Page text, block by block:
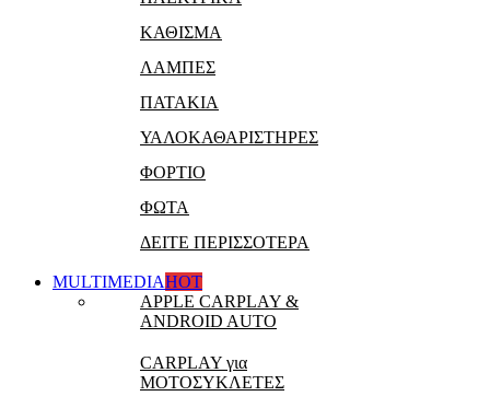
ΚΑΘΙΣΜΑ
ΛΑΜΠΕΣ
ΠΑΤΑΚΙΑ
ΥΑΛΟΚΑΘΑΡΙΣΤΗΡΕΣ
ΦΟΡΤΙΟ
ΦΩΤΑ
ΔΕΙΤΕ ΠΕΡΙΣΣΟΤΕΡΑ
MULTIMEDIAHOT
APPLE CARPLAY &
ANDROID AUTO
CARPLAY για
ΜΟΤΟΣΥΚΛΕΤΕΣ